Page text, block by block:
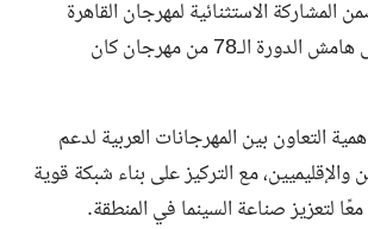
المشاركة الاستثنائية لمهرجان القاهرة
السينمائي الدولي على هامش الدورة الـ78 من مهرجان كان
التعاون بين المهرجانات العربية لدعم
والإقليميين، مع التركيز على بناء شبكة قوية
لتعزيز صناعة السينما في المنطقة.